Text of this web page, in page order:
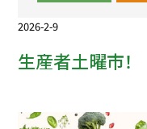
2026-2-9
生産者土曜市！